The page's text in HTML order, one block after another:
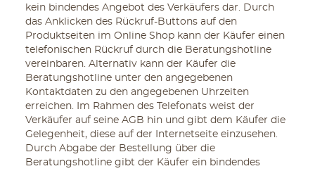
kein bindendes Angebot des Verkäufers dar. Durch
das Anklicken des Rückruf-Buttons auf den
Produktseiten im Online Shop kann der Käufer einen
telefonischen Rückruf durch die Beratungshotline
vereinbaren. Alternativ kann der Käufer die
Beratungshotline unter den angegebenen
Kontaktdaten zu den angegebenen Uhrzeiten
erreichen. Im Rahmen des Telefonats weist der
Verkäufer auf seine AGB hin und gibt dem Käufer die
Gelegenheit, diese auf der Internetseite einzusehen.
Durch Abgabe der Bestellung über die
Beratungshotline gibt der Käufer ein bindendes